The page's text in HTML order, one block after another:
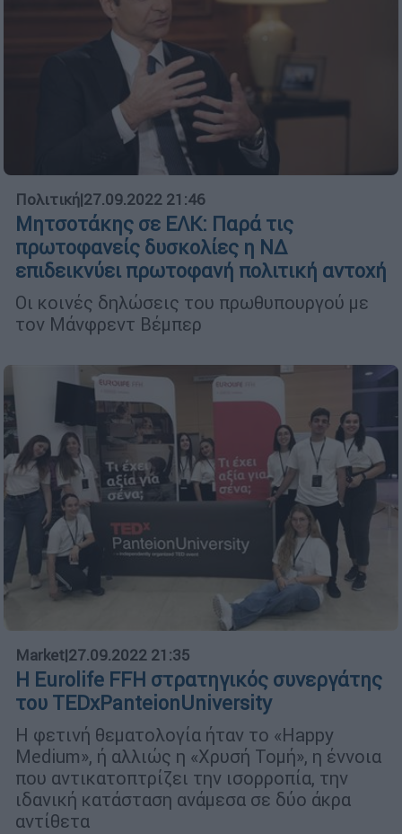
Πολιτική|27.09.2022 21:46
Μητσοτάκης σε ΕΛΚ: Παρά τις
πρωτοφανείς δυσκολίες η ΝΔ
επιδεικνύει πρωτοφανή πολιτική αντοχή
Οι κοινές δηλώσεις του πρωθυπουργού με
τον Μάνφρεντ Βέμπερ
Market|27.09.2022 21:35
Η Eurolife FFH στρατηγικός συνεργάτης
του TEDxPanteionUniversity
Η φετινή θεματολογία ήταν το «Happy
Medium», ή αλλιώς η «Χρυσή Τομή», η έννοια
που αντικατοπτρίζει την ισορροπία, την
ιδανική κατάσταση ανάμεσα σε δύο άκρα
αντίθετα